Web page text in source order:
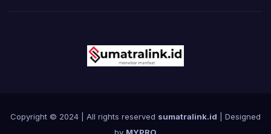
Copyright © 2024 | All rights reserved sumatralink.id | Designed